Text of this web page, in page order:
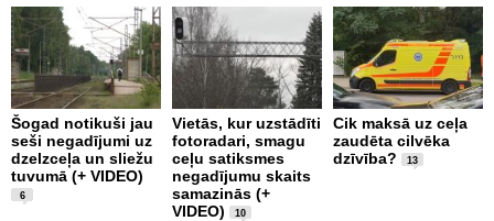
Šogad notikuši jau
seši negadījumi uz
dzelzceļa un sliežu
tuvumā (+ VIDEO)
6
Vietās, kur uzstādīti
fotoradari, smagu
ceļu satiksmes
negadījumu skaits
samazinās (+
VIDEO)
10
Cik maksā uz ceļa
zaudēta cilvēka
dzīvība?
13